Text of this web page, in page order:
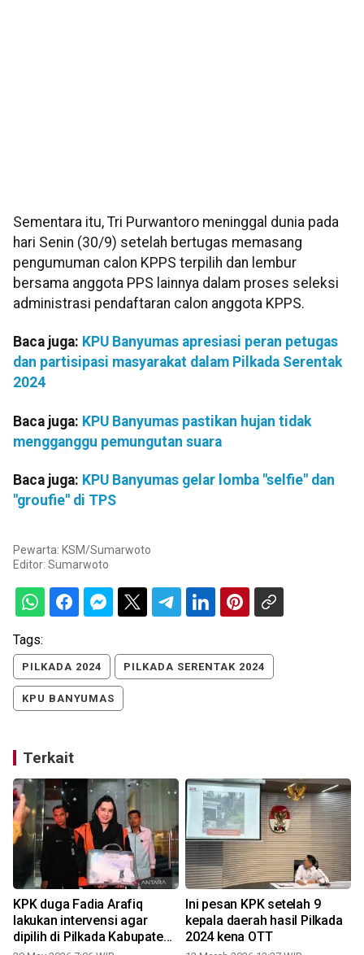
Sementara itu, Tri Purwantoro meninggal dunia pada
hari Senin (30/9) setelah bertugas memasang
pengumuman calon KPPS terpilih dan lembur
bersama anggota PPS lainnya dalam proses seleksi
administrasi pendaftaran calon anggota KPPS.
Baca juga: KPU Banyumas apresiasi peran petugas
dan partisipasi masyarakat dalam Pilkada Serentak
2024
Baca juga: KPU Banyumas pastikan hujan tidak
mengganggu pemungutan suara
Baca juga: KPU Banyumas gelar lomba "selfie" dan
"groufie" di TPS
Pewarta: KSM/Sumarwoto
Editor: Sumarwoto
Tags:
PILKADA 2024 PILKADA SERENTAK 2024
KPU BANYUMAS
Terkait
KPK duga Fadia Arafiq
lakukan intervensi agar
dipilih di Pilkada Kabupaten
Ini pesan KPK setelah 9
kepala daerah hasil Pilkada
2024 kena OTT